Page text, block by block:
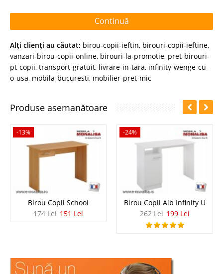
Continuă
Alţi clienţi au căutat: birou-copii-ieftin, birouri-copii-ieftine,
vanzari-birou-copii-online, birouri-la-promotie, pret-birouri-
pt-copii, transport-gratuit, livrare-in-tara, infinity-wenge-cu-
o-usa, mobila-bucuresti, mobilier-pret-mic
Produse asemanătoare
-13%
Birou Copii School
174 Lei 151 Lei
-24%
Birou Copii Alb Infinity U
262 Lei 199 Lei